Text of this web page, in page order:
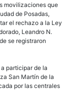
movilizaciones que
de Posadas,
el rechazo a la Ley
Leandro N.
se registraron
participar de la
San Martín de la
por las centrales